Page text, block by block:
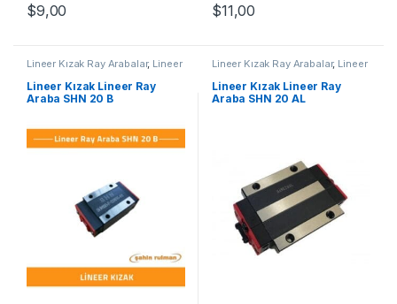
$9,00 $11,00
Lineer Kızak Ray Arabalar, Lineer
Ürünler
Lineer Kızak Lineer Ray
Araba SHN 20 B
Lineer Kızak Ray Arabalar, Lineer
Mekanik Ürünler
Lineer Kızak Lineer Ray
Araba SHN 20 AL